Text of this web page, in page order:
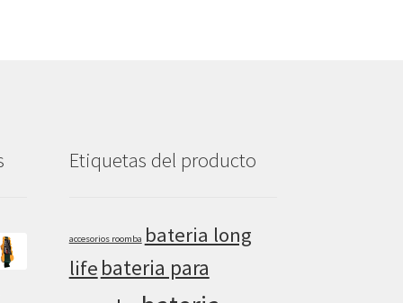
Etiquetas del producto
accesorios roomba bateria long
life bateria para